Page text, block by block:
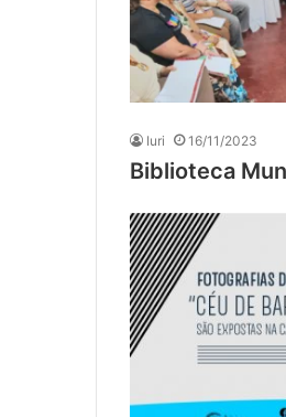
Iuri 16/11/2023
Biblioteca